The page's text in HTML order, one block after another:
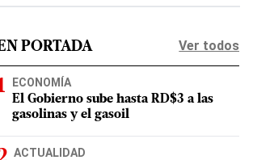
PORTADA Ver todos
ECONOMÍA
El Gobierno sube hasta RD$3 a las
gasolinas y el gasoil
ACTUALIDAD